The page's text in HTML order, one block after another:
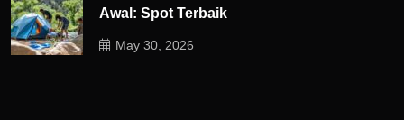
Awal: Spot Terbaik
May 30, 2026